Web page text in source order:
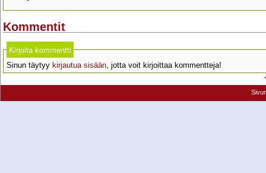
Kommentit
Kirjoita kommentti
Sinun täytyy kirjautua sisään, jotta voit kirjoittaa kommentteja!